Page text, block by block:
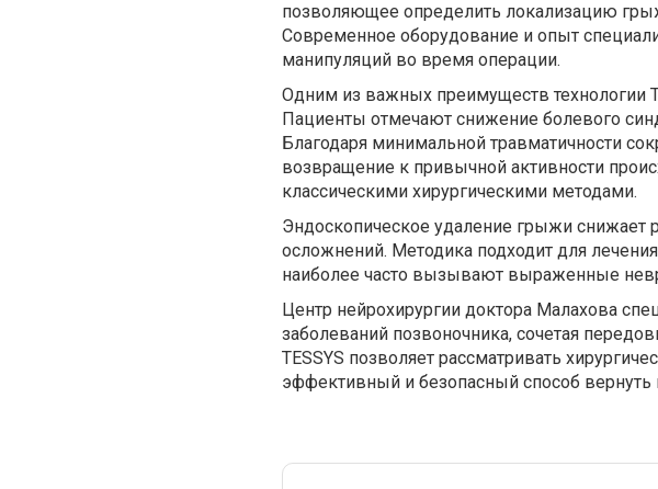
позволяющее определить локализацию
Современное оборудование и опыт
манипуляций во время операции.
Одним из важных преимуществ технологии
Пациенты отмечают снижение болевого
Благодаря минимальной травматичности
возвращение к привычной активности
классическими хирургическими методами.
Эндоскопическое удаление грыжи снижает
осложнений. Методика подходит для
наиболее часто вызывают выраженные
Центр нейрохирургии доктора Малахова
заболеваний позвоночника, сочетая
TESSYS позволяет рассматривать
эффективный и безопасный способ